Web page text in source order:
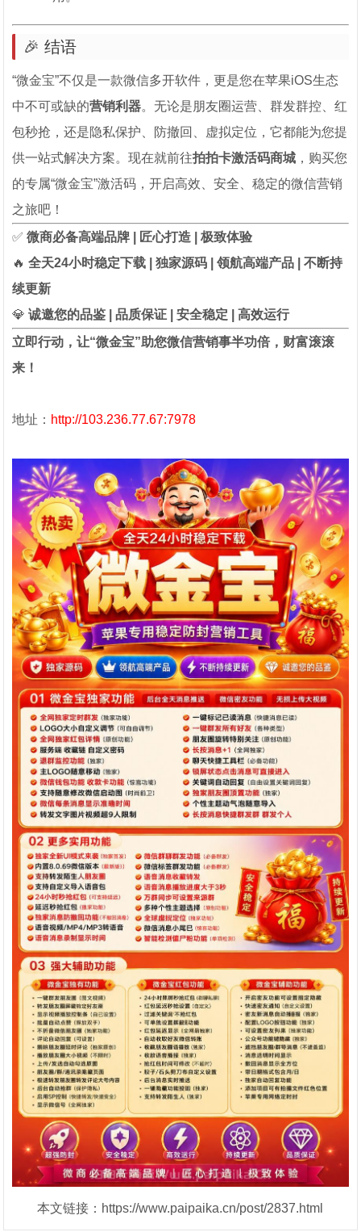
🎉 结语
“微金宝”不仅是一款微信多开软件，更是您在苹果iOS生态
中不可或缺的营销利器。无论是朋友圈运营、群发群控、红
包秒抢，还是隐私保护、防撤回、虚拟定位，它都能为您提
供一站式解决方案。现在就前往拍拍卡激活码商城 ，购买您
的专属“微金宝”激活码，开启高效、安全、稳定的微信营销
之旅吧！
✅微商必备高端品牌 | 匠心打造 | 极致体验
🔥全天24小时稳定下载 | 独家源码 | 领航高端产品 | 不断持
续更新
💎诚邀您的品鉴 | 品质保证 | 安全稳定 | 高效运行
立即行动，让“微金宝”助您微信营销事半功倍，财富滚滚
来！
地址： http://103.236.77.67:7978
本文链接：https://www.paipaika.cn/post/2837.html